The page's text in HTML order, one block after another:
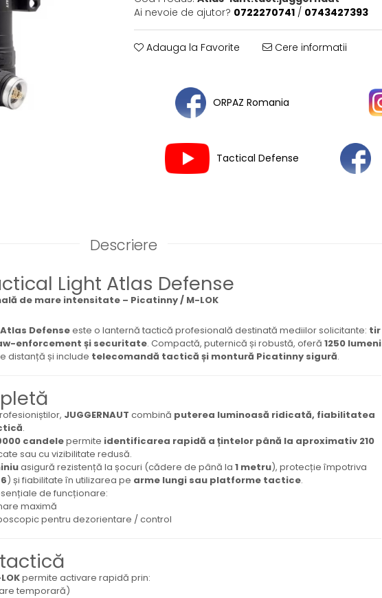
Ai nevoie de ajutor? 0722270741 / 0743427393
Adauga la Favorite Cere informatii
ORPAZ Romania
Tactical Defense
Descriere
Light Atlas Defense
de mare intensitate – Picatinny / M-LOK
Defenseeste o lanternă tactică profesională destinată mediilor solicitante: tir
enforcement și securitate. Compactă, puternică și robustă, oferă 1250 lumeni
distanță și include telecomandă tactică și montură Picatinny sigură.
JUGGERNAUT combină puterea luminoasă ridicată, fiabilitatea
.
candelepermite identificarea rapidă a țintelor până la aproximativ 210
sau cu vizibilitate redusă.
asigură rezistență la șocuri (cădere de până la 1 metru), protecție împotriva
) și fiabilitate în utilizarea pe arme lungi sau platforme tactice.
de funcționare:
maximă
pentru dezorientare / control
permite activare rapidă prin:
temporară)